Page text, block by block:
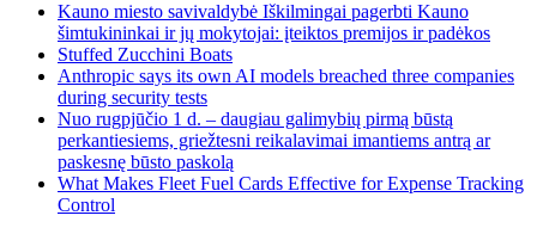
Kauno miesto savivaldybė Iškilmingai pagerbti Kauno
šimtukininkai ir jų mokytojai: įteiktos premijos ir padėkos
Stuffed Zucchini Boats
Anthropic says its own AI models breached three companies
during security tests
Nuo rugpjūčio 1 d. – daugiau galimybių pirmą būstą
perkantiesiems, griežtesni reikalavimai imantiems antrą ar
paskesnę būsto paskolą
What Makes Fleet Fuel Cards Effective for Expense Tracking
Control